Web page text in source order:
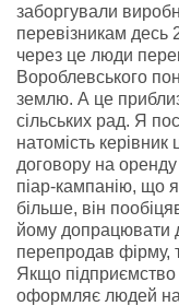
заборгували
перевізникам десь
через це люди
Вороблевського
землю. А це
сільських рад. Я
натомість керівник
договору на
піар-кампанію, що
більше, він
йому допрацювати
перепродав фірму,
Якщо підприємство
оформляє людей на